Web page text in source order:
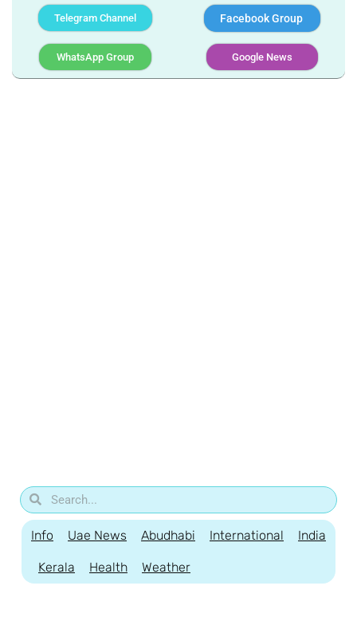
Telegram Channel Facebook Group
WhatsApp Group Google News
Info Uae News Abudhabi International India
Kerala Health Weather